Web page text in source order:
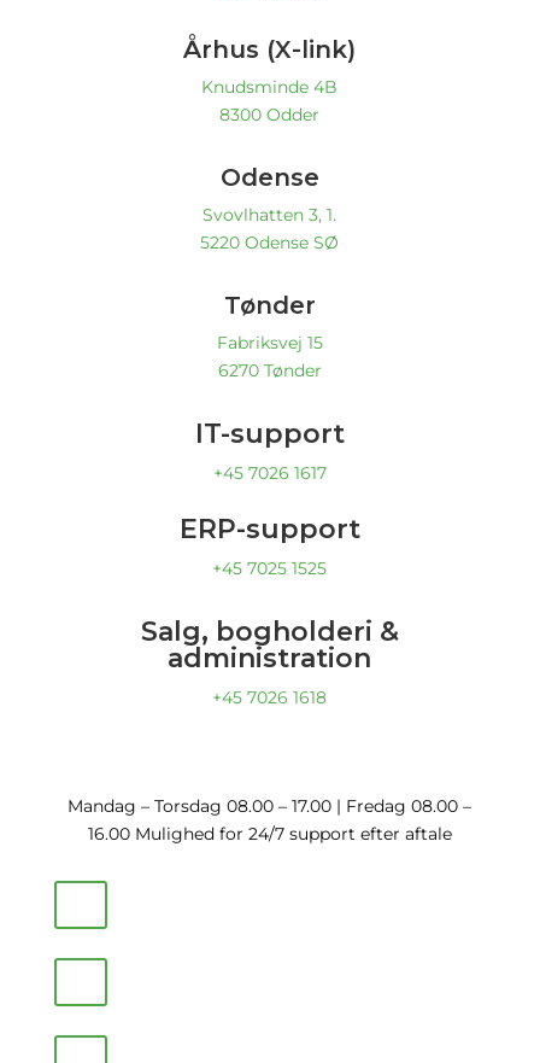
Århus (X-link)
Knudsminde 4B
8300 Odder
Odense
Svovlhatten 3, 1.
5220 Odense SØ
Tønder
Fabriksvej 15
6270 Tønder
IT-support
+45 7026 1617
ERP-support
+45 7025 1525
Salg, bogholderi &
administration
+45 7026 1618
Mandag – Torsdag 08.00 – 17.00 | Fredag 08.00 –
16.00 Mulighed for 24/7 support efter aftale